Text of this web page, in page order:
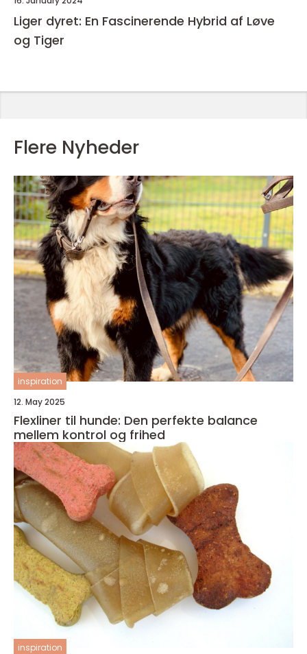
Liger dyret: En Fascinerende Hybrid af Løve
og Tiger
Flere Nyheder
inspiration
12. May 2025
Flexliner til hunde: Den perfekte balance
mellem kontrol og frihed
inspiration